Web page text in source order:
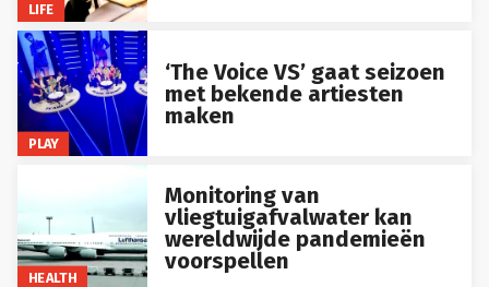
LIFE
PLAY
‘The Voice VS’ gaat seizoen
met bekende artiesten
maken
HEALTH
Monitoring van
vliegtuigafvalwater kan
wereldwijde pandemieën
voorspellen